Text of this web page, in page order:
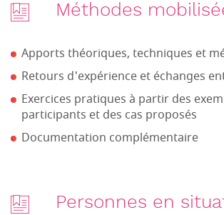
Méthodes
Apports théoriques, techniques et
Retours d'expérience et échanges
Exercices pratiques à partir des
participants et des cas proposés
Documentation complémentaire
Personnes en